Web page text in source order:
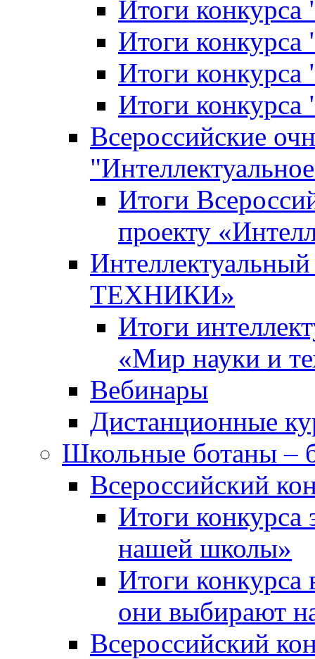
Итоги
Итоги конкурса
Итоги
Итоги
Всероссийские
Итоги
проекту
ТЕХНИКИ»
Итоги
«Мир науки и
Вебинары
Дистанционные
Школьные ботаны –
Всероссийский
Итоги
нашей школы»
Итоги конкурса
они выбирают
Всероссийский